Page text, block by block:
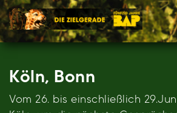
Skip
to
content
Köln, Bonn
Vom 26. bis einschließlich